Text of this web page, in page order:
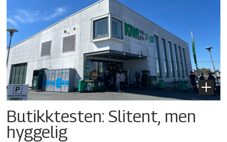
Butikktesten: Slitent, men
hyggelig